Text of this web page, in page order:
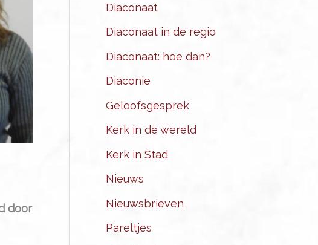
door
Diaconaat
Diaconaat in de regio
Diaconaat: hoe dan?
Diaconie
Geloofsgesprek
Kerk in de wereld
Kerk in Stad
Nieuws
Nieuwsbrieven
Pareltjes